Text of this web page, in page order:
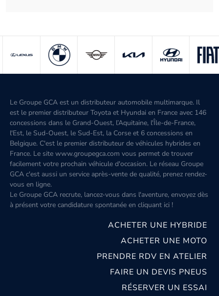
Le Groupe GCA est un distributeur automobile multimarque. Il
est le premier distributeur Toyota et Hyundai en France avec 146
concessions dans le Grand-Ouest, l’Aquitaine, l'Île-de-France,
l'Est, le Sud-Ouest, le Sud-Est, la Corse et 6 concessions en
Belgique. C'est le premier distributeur de véhicules hybrides en
France. Le site www.groupegca.com vous permet de trouver
facilement votre prochain véhicule d'occasion. Le réseau Groupe
GCA c'est aussi un service après-vente de qualité, prenez rendez-
vous en ligne.
Le Groupe GCA recrute, lancez-vous dans l'aventure, envoyez dès
à présent votre candidature spontanée en cliquant ici !
ACHETER UNE HYBRIDE
ACHETER UNE MOTO
PRENDRE RDV EN ATELIER
FAIRE UN DEVIS PNEUS
RÉSERVER UN ESSAI